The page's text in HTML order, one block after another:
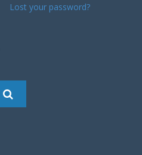
Lost your password?